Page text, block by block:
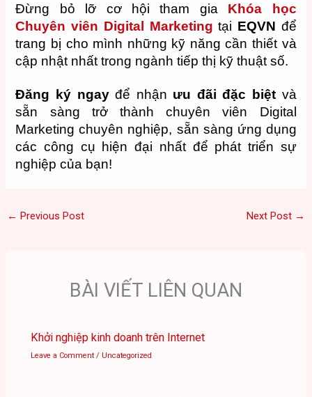
Đừng bỏ lỡ cơ hội tham gia Khóa học
Chuyên viên Digital Marketing tại EQVN để
trang bị cho mình những kỹ năng cần thiết và
cập nhật nhất trong ngành tiếp thị kỹ thuật số.
Đăng ký ngayđể nhận ưu đãi đặc biệt và
sẵn sàng trở thành chuyên viên Digital
Marketing chuyên nghiệp, sẵn sàng ứng dụng
các công cụ hiện đại nhất để phát triển sự
nghiệp của bạn!
← Previous Post Next Post →
BÀI VIẾT LIÊN QUAN
Khởi nghiệp kinh doanh trên Internet
Leave a Comment / Uncategorized